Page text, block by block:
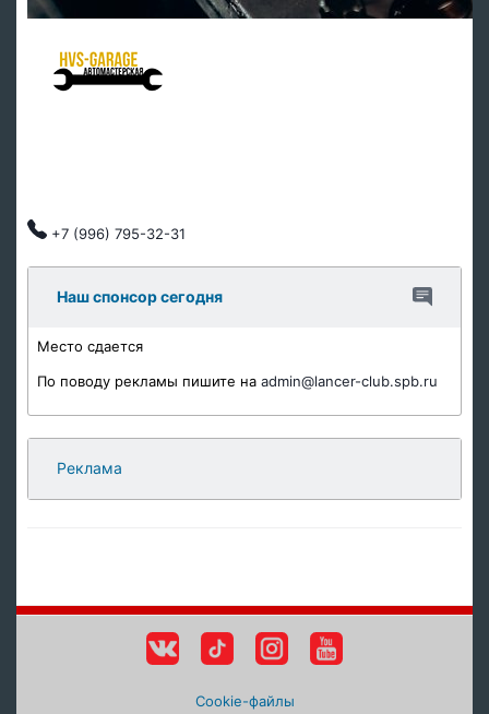
+7 (996) 795-32-31
Наш спонсор сегодня
Место сдается
По поводу рекламы пишите на admin@lancer-club.spb.ru
Реклама
Cookie-файлы